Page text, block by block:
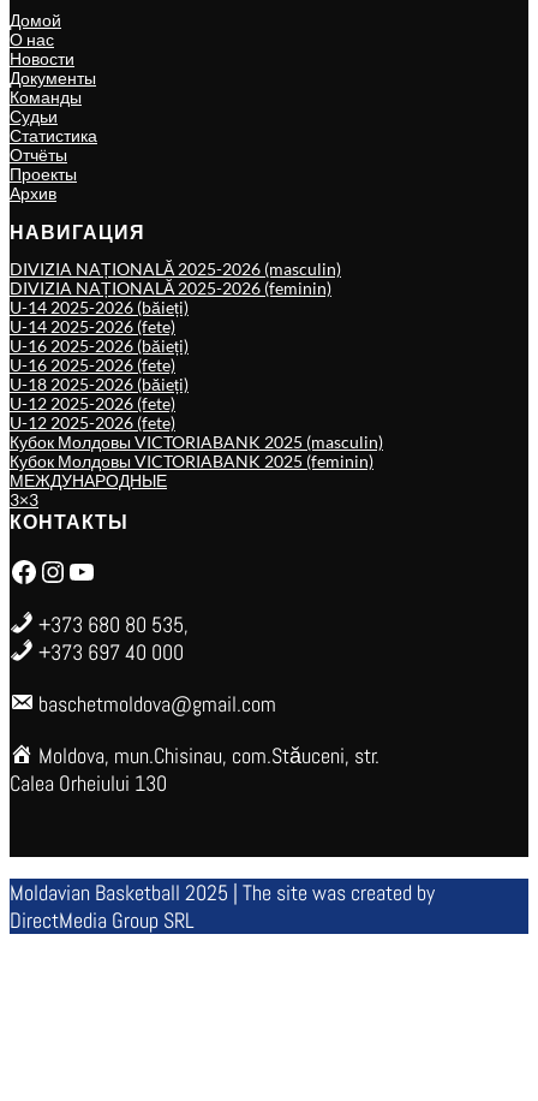
Домой
О нас
Новости
Документы
Команды
Судьи
Статистика
Отчёты
Проекты
Архив
НАВИГАЦИЯ
DIVIZIA NAȚIONALĂ 2025-2026 (masculin)
DIVIZIA NAȚIONALĂ 2025-2026 (feminin)
U-14 2025-2026 (băieți)
U-14 2025-2026 (fete)
U-16 2025-2026 (băieți)
U-16 2025-2026 (fete)
U-18 2025-2026 (băieți)
U-12 2025-2026 (fete)
U-12 2025-2026 (fete)
Кубок Молдовы VICTORIABANK 2025 (masculin)
Кубок Молдовы VICTORIABANK 2025 (feminin)
МЕЖДУНАРОДНЫЕ
3×3
КОНТАКТЫ
Facebook Instagram YouTube
+373 680 80 535,
+373 697 40 000
baschetmoldova@gmail.com
Moldova, mun.Chisinau, com.Stăuceni, str.
Calea Orheiului 130
Moldavian Basketball 2025 | The site was created by
DirectMedia Group SRL